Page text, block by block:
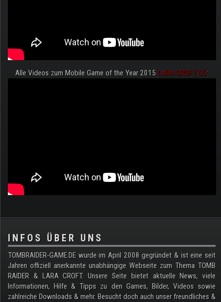
Alle Videos zum Mobile Game of the Year 2015 LARA CROFT GO:
.
INFOS ÜBER UNS
TOMBRAIDER-GAME.DE wurde im April 2008 gegründet & ist eine seit
Jahren offiziell anerkannte unabhängige Webseite zum Thema TOMB
RAIDER & LARA CROFT. Unsere Seite bietet aktuelle News, viele
Informationen, Hilfe & Tipps zu den Games, Bilder, Videos sowie
zahlreiche Downloads & mehr. Besucht doch auch unser freundliches &